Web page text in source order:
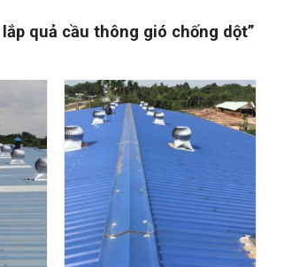
quả cầu thông gió chống dột”